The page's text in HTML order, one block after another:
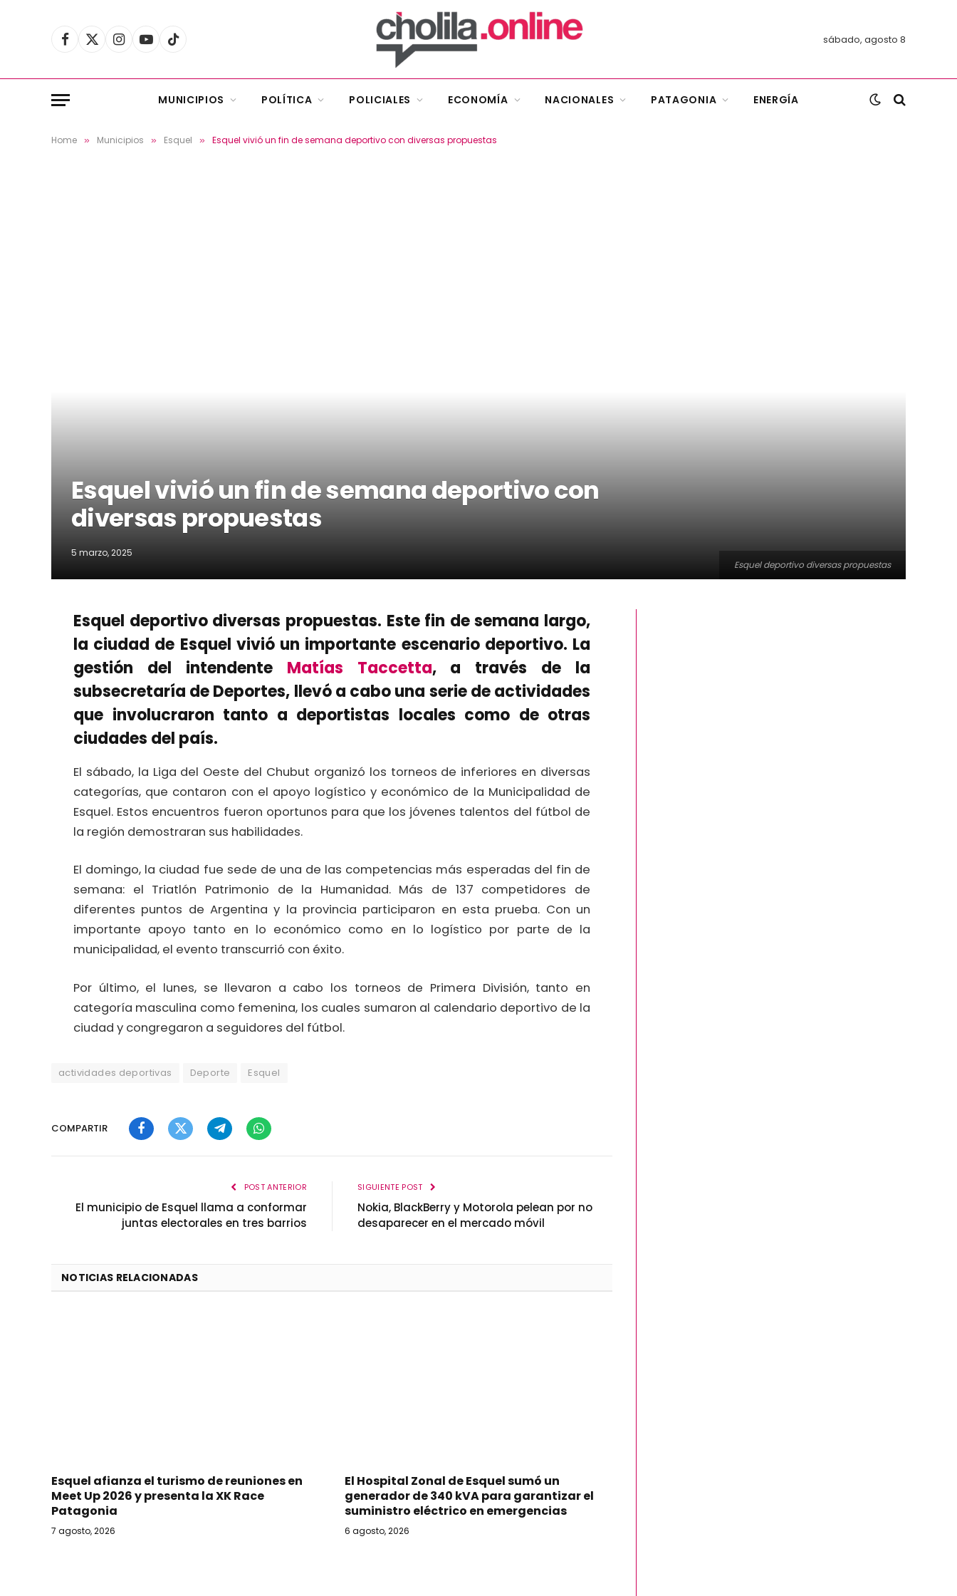
Facebook
X
Instagram
YouTubeTikTok sábado, agosto 8
MUNICIPIOS POLÍTICA POLICIALES ECONOMÍA NACIONALES PATAGONIA ENERGÍA
Home » Municipios » Esquel » Esquel vivió un fin de semana deportivo con diversas propuestas
Esquel deportivo diversas propuestas
Esquel vivió un fin de semana deportivo con
diversas propuestas
5 marzo, 2025
Esquel deportivo diversas propuestas. Este fin de semana largo,
la ciudad de Esquel vivió un importante escenario deportivo. La
gestión del intendente Matías Taccetta, a través de la
subsecretaría de Deportes, llevó a cabo una serie de actividades
que involucraron tanto a deportistas locales como de otras
ciudades del país.
El sábado, la Liga del Oeste del Chubut organizó los torneos de inferiores en diversas
categorías, que contaron con el apoyo logístico y económico de la Municipalidad de
Esquel. Estos encuentros fueron oportunos para que los jóvenes talentos del fútbol de
la región demostraran sus habilidades.
El domingo, la ciudad fue sede de una de las competencias más esperadas del fin de
semana: el Triatlón Patrimonio de la Humanidad. Más de 137 competidores de
diferentes puntos de Argentina y la provincia participaron en esta prueba. Con un
importante apoyo tanto en lo económico como en lo logístico por parte de la
municipalidad, el evento transcurrió con éxito.
Por último, el lunes, se llevaron a cabo los torneos de Primera División, tanto en
categoría masculina como femenina, los cuales sumaron al calendario deportivo de la
ciudad y congregaron a seguidores del fútbol.
actividades deportivas Deporte Esquel
COMPARTIR
FacebookTwitterTelegramWhatsApp
POST ANTERIOR
El municipio de Esquel llama a conformar
juntas electorales en tres barrios
SIGUIENTE POST
Nokia, BlackBerry y Motorola pelean por no
desaparecer en el mercado móvil
NOTICIAS RELACIONADAS
Esquel afianza el turismo de reuniones en
Meet Up 2026 y presenta la XK Race
Patagonia
7 agosto, 2026
El Hospital Zonal de Esquel sumó un
generador de 340 kVA para garantizar el
suministro eléctrico en emergencias
6 agosto, 2026